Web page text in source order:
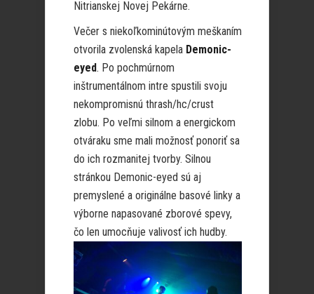
Nitrianskej Novej Pekárne.
Večer s niekoľkominútovým meškaním
otvorila zvolenská kapela Demonic-
eyed. Po pochmúrnom
inštrumentálnom intre spustili svoju
nekompromisnú thrash/hc/crust
zlobu. Po veľmi silnom a energickom
otváraku sme mali možnosť ponoriť sa
do ich rozmanitej tvorby. Silnou
stránkou Demonic-eyed sú aj
premyslené a originálne basové linky a
výborne napasované zborové spevy,
čo len umocňuje valivosť ich hudby.